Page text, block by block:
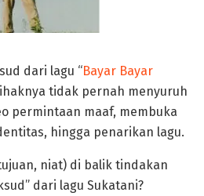
dari lagu “Bayar Bayar
tidak pernah menyuruh
permintaan maaf, membuka
hingga penarikan lagu.
niat) di balik tindakan
dari lagu Sukatani?